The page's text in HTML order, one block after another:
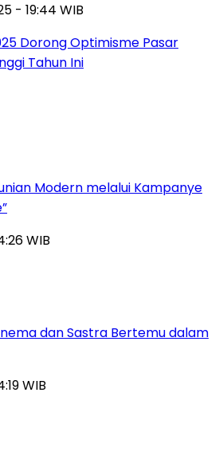
- 19:44 WIB
Dorong Optimisme Pasar
Tahun Ini
Modern melalui Kampanye
WIB
dan Sastra Bertemu dalam
WIB